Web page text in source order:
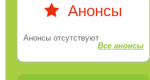
Анонсы
Анонсы отсутствуют
Все анонсы